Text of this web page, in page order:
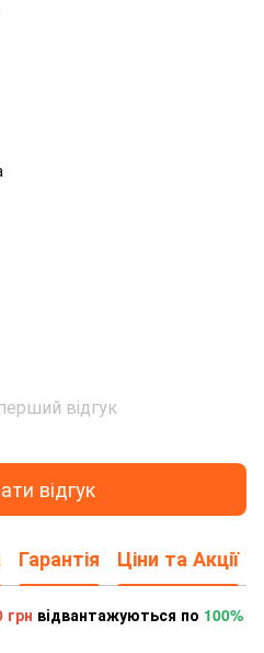
відгук
відгук
Гарантія Ціни та Акції
грн відвантажуються по 100%